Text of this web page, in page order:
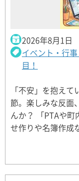
2026年8月1日
イベント・行
目！
「不安」を抱え
節。楽しみな反面
んか？ 「PTAや
せ作りや名簿作成